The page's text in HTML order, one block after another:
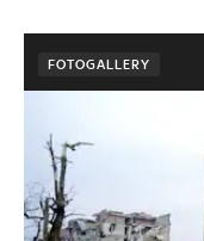
FOTOGALLERY